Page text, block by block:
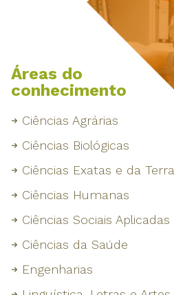
Áreas do
conhecimento
Ciências Agrárias
Ciências Biológicas
Ciências Exatas e da Terra
Ciências Humanas
Ciências Sociais Aplicadas
Ciências da Saúde
Engenharias